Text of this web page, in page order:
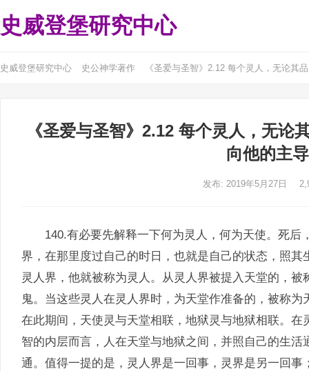
史威登堡研究中心
史威登堡研究中心 史公神学著作 《圣爱与圣智》2.12 每个灵人，无论其
《圣爱与圣智》2.12 每个灵人，无论
向他的主
发布: 2019年5月27日
140.有必要先解释一下何为灵人，何为天使。死后
界，在那里度过自己的时日，也就是自己的状态，照
灵人界，他就被称为灵人。从灵人界被提入天堂的，
鬼。当这些灵人在灵人界时，为天堂作准备的，被称
在此期间，天使灵与天堂相联，地狱灵与地狱相联。
智的内层而言，人在天堂与地狱之间，并照自己的生
通。值得一提的是，灵人界是一回事，灵界是另一回